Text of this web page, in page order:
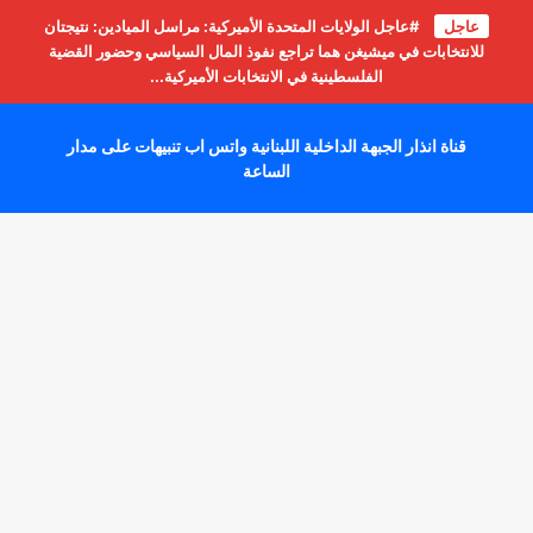
عاجل
#عاجل الولايات المتحدة الأميركية: مراسل الميادين: نتيجتان
للانتخابات في ميشيغن هما تراجع نفوذ المال السياسي وحضور القضية
الفلسطينية في الانتخابات الأميركية...
قناة انذار الجبهة الداخلية اللبنانية واتس اب تنبيهات على مدار
الساعة